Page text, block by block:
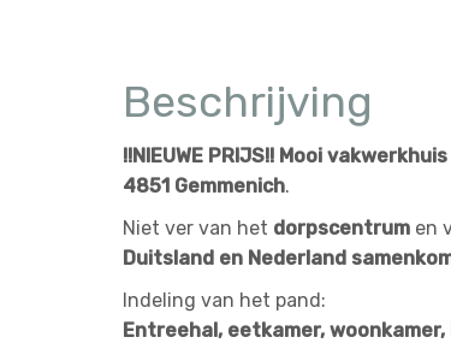
Beschrijving
!!NIEUWE PRIJS!! Mooi
4851 Gemmenich.
Niet ver van het dorpscentrum en
Duitsland en Nederland
Indeling van het pand:
Entreehal, eetkamer,